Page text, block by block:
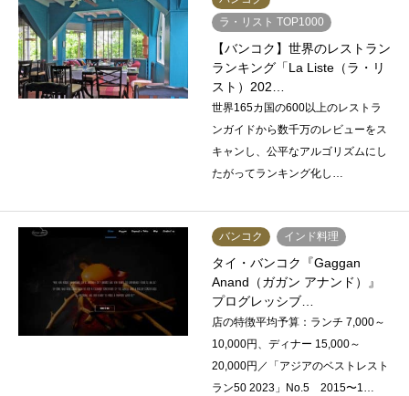
ラ・リスト TOP1000
【バンコク】世界のレストラン
ランキング「La Liste（ラ・リ
スト）202…
世界165カ国の600以上のレストラ
ンガイドから数千万のレビューをス
キャンし、公平なアルゴリズムにし
たがってランキング化し…
バンコク インド料理
タイ・バンコク『Gaggan
Anand（ガガン アナンド）』
プログレッシブ…
店の特徴平均予算：ランチ 7,000～
10,000円、ディナー 15,000～
20,000円／「アジアのベストレスト
ラン50 2023」No.5 2015〜1…